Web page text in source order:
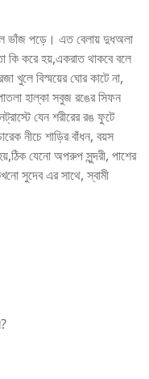
ভাঁজ পড়ে। এত বেলায় দুধঅলা
কি করে হয়,একরাত থাকবে বলে
খুলে বিস্ময়ের ঘোর কাটে না,
হাল্কা সবুজ রঙের সিফন
যেন শরীরের রঙ ফুটে
নীচে শাড়ির বাঁধন, বয়স
যেনো অপরুপ সুন্দরী, পাশের
সুদেব এর সাথে, স্বামী